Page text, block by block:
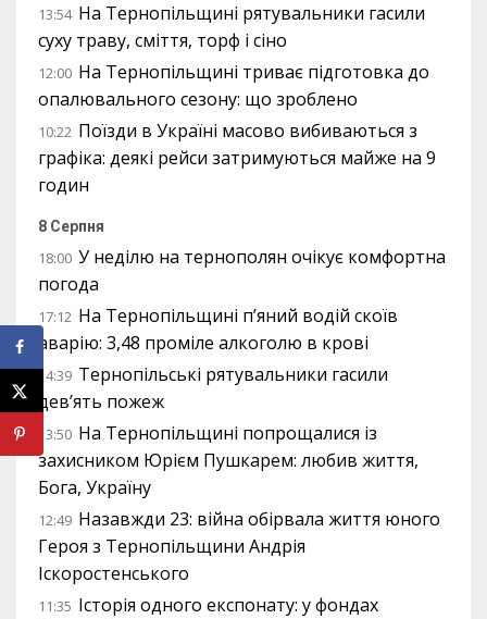
13:54 На Тернопільщині рятувальники гасили
суху траву, сміття, торф і сіно
12:00 На Тернопільщині триває підготовка до
опалювального сезону: що зроблено
10:22 Поїзди в Україні масово вибиваються з
графіка: деякі рейси затримуються майже на 9
годин
8 Серпня
18:00 У неділю на тернополян очікує комфортна
погода
17:12 На Тернопільщині п’яний водій скоїв
аварію: 3,48 проміле алкоголю в крові
14:39 Тернопільські рятувальники гасили
дев’ять пожеж
13:50 На Тернопільщині попрощалися із
захисником Юрієм Пушкарем: любив життя,
Бога, Україну
12:49 Назавжди 23: війна обірвала життя юного
Героя з Тернопільщини Андрія
Іскоростенського
11:35 Історія одного експонату: у фондах